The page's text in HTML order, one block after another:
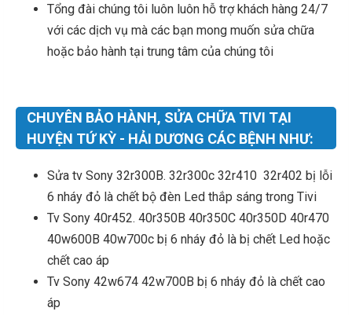
Tổng đài chúng tôi luôn luôn hỗ trợ khách hàng 24/7
với các dịch vụ mà các bạn mong muốn sửa chữa
hoặc bảo hành tại trung tâm của chúng tôi
CHUYÊN BẢO HÀNH, SỬA CHỮA TIVI TẠI
HUYỆN TỨ KỲ - HẢI DƯƠNG CÁC BỆNH NHƯ:
Sửa tv Sony 32r300B. 32r300c 32r410 32r402 bị lỗi
6 nháy đỏ là chết bộ đèn Led thắp sáng trong Tivi
Tv Sony 40r452. 40r350B 40r350C 40r350D 40r470
40w600B 40w700c bị 6 nháy đỏ là bị chết Led hoặc
chết cao áp
Tv Sony 42w674 42w700B bị 6 nháy đỏ là chết cao
áp